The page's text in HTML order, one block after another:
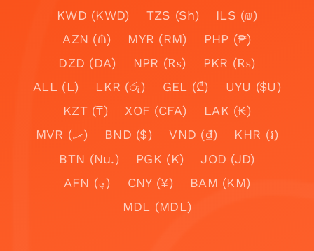
KWD (KWD)
TZS (Sh)
ILS (₪)
AZN (₼)
MYR (RM)
PHP (₱)
DZD (DA)
NPR (₨)
PKR (₨)
ALL (L)
LKR (රු) GEL (₾)
UYU ($U)
KZT (₸)
XOF (CFA)
LAK (₭)
MVR (.ރ)
BND ($) VND (₫)
KHR (៛)
BTN (Nu.)
PGK (K)
JOD (JD)
AFN (؋)
CNY (¥)
BAM (KM)
MDL (MDL)